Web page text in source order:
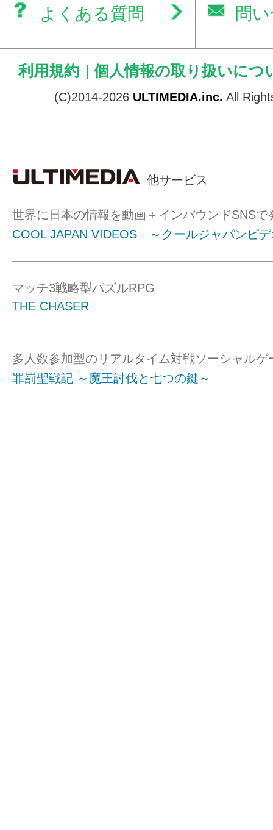
よくある質問 問
利用規約 | 個人情報の取り扱いにつ
(C)2014-2026 ULTIMEDIA.inc. All
他サービス
世界に日本の情報を動画＋インバウンドSNSで
COOL JAPAN VIDEOS ～クールジャパンビ
マッチ3戦略型パズルRPG
THE CHASER
多人数参加型のリアルタイム対戦ソーシャルゲ
罪罰聖戦記 ～魔王討伐と七つの鍵～